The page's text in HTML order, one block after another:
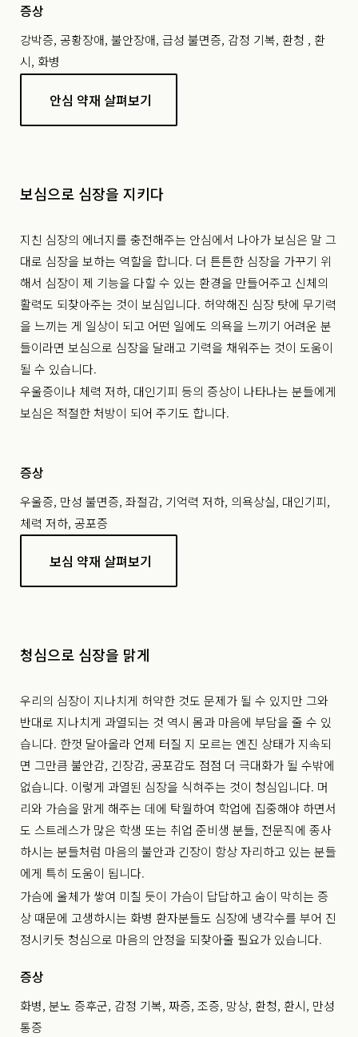
증상
강박증, 공황장애, 불안장애, 급성 불면증, 감정 기복, 환청 , 환
시, 화병
안심 약재 살펴보기
보심으로 심장을 지키다
지친 심장의 에너지를 충전해주는 안심에서 나아가 보심은 말 그
대로 심장을 보하는 역할을 합니다. 더 튼튼한 심장을 가꾸기 위
해서 심장이 제 기능을 다할 수 있는 환경을 만들어주고 신체의
활력도 되찾아주는 것이 보심입니다. 허약해진 심장 탓에 무기력
을 느끼는 게 일상이 되고 어떤 일에도 의욕을 느끼기 어려운 분
들이라면 보심으로 심장을 달래고 기력을 채워주는 것이 도움이
될 수 있습니다.
우울증이나 체력 저하, 대인기피 등의 증상이 나타나는 분들에게
보심은 적절한 처방이 되어 주기도 합니다.
증상
우울증, 만성 불면증, 좌절감, 기억력 저하, 의욕상실, 대인기피,
체력 저하, 공포증
보심 약재 살펴보기
청심으로 심장을 맑게
우리의 심장이 지나치게 허약한 것도 문제가 될 수 있지만 그와
반대로 지나치게 과열되는 것 역시 몸과 마음에 부담을 줄 수 있
습니다. 한껏 달아올라 언제 터질 지 모르는 엔진 상태가 지속되
면 그만큼 불안감, 긴장감, 공포감도 점점 더 극대화가 될 수밖에
없습니다. 이렇게 과열된 심장을 식혀주는 것이 청심입니다. 머
리와 가슴을 맑게 해주는 데에 탁월하여 학업에 집중해야 하면서
도 스트레스가 많은 학생 또는 취업 준비생 분들, 전문직에 종사
하시는 분들처럼 마음의 불안과 긴장이 항상 자리하고 있는 분들
에게 특히 도움이 됩니다.
가슴에 울체가 쌓여 미칠 듯이 가슴이 답답하고 숨이 막히는 증
상 때문에 고생하시는 화병 환자분들도 심장에 냉각수를 부어 진
정시키듯 청심으로 마음의 안정을 되찾아줄 필요가 있습니다.
증상
화병, 분노 증후군, 감정 기복, 짜증, 조증, 망상, 환청, 환시, 만성
통증